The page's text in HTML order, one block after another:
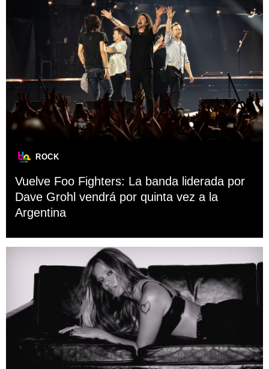
ROCK
Vuelve Foo Fighters: La banda liderada por
Dave Grohl vendrá por quinta vez a la
Argentina